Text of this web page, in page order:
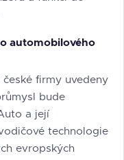
automobilového
firmy uvedeny
bude
a její
technologie
evropských